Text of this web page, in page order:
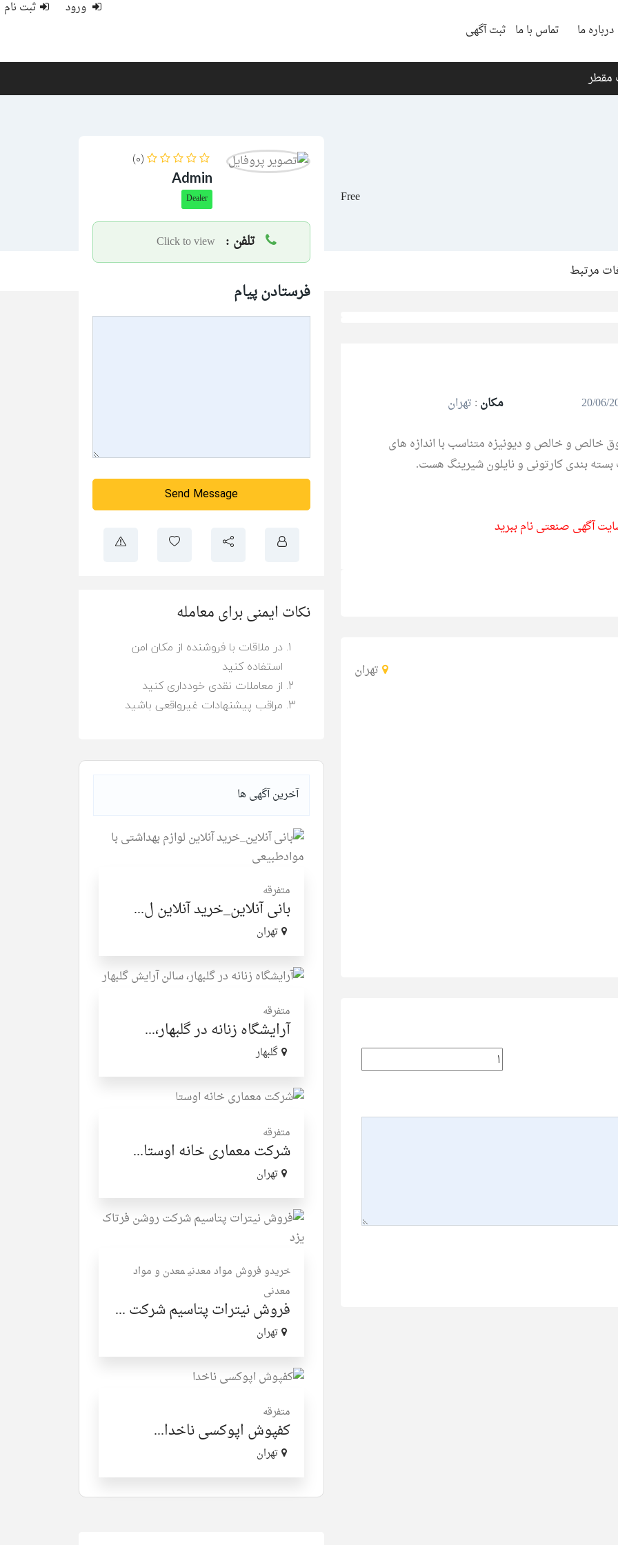
درباره ما تماس با ما ثبت آگهی
ورود ثبت نام
Free
مرتبط
مکان : تهران
خالص و خالص و دیونیزه متناسب با اندازه های
آگهی صنعتی نام ببرید
تهران
(0)
Admin
Dealer
تلفن : Click to view
فرستادن پیام
Send Message
نکات ایمنی برای معامله
در ملاقات با فروشنده از مکان امن
استفاده کنید
از معاملات نقدی خودداری کنید
مراقب پیشنهادات غیرواقعی باشید
آخرین آگهی ها
متفرقه
بانی آنلاین_خرید آنلاین ل...
تهران
متفرقه
آرایشگاه زنانه در گلبهار،...
گلبهار
متفرقه
شرکت معماری خانه اوستا...
تهران
خریدو فروش مواد معدنیمعدن و مواد
معدنی
فروش نیترات پتاسیم‎ شرکت ...
تهران
متفرقه
کفپوش اپوکسی ناخدا...
تهران